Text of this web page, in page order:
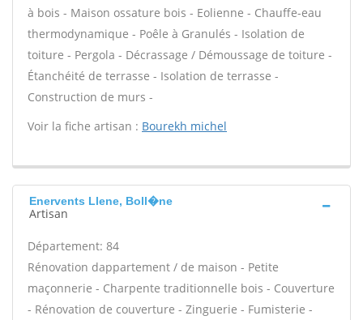
à bois - Maison ossature bois - Eolienne - Chauffe-eau
thermodynamique - Poêle à Granulés - Isolation de
toiture - Pergola - Décrassage / Démoussage de toiture -
Étanchéité de terrasse - Isolation de terrasse -
Construction de murs -
Voir la fiche artisan : Bourekh michel
Enervents Llene, Boll�ne
Artisan
Département: 84
Rénovation dappartement / de maison - Petite
maçonnerie - Charpente traditionnelle bois - Couverture
- Rénovation de couverture - Zinguerie - Fumisterie -